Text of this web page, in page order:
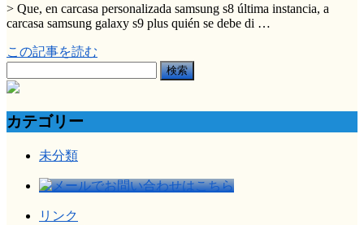
> Que, en carcasa personalizada samsung s8 última instancia, a
carcasa samsung galaxy s9 plus quién se debe di …
この記事を読む
索:
カテゴリー
未分類
リンク